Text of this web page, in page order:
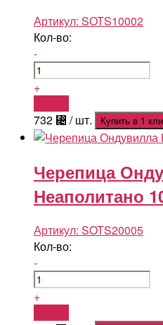
Артикул: SOTS10002
Кол-во:
-
+
732 ⃄ / шт. Купить в 1
Черепица
Неаполитано
Артикул: SOTS20005
Кол-во:
-
+